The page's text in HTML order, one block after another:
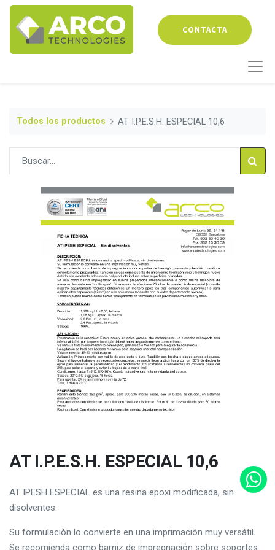
CONTACTA
Todos los productos AT I.P.E.S.H. ESPECIAL 10,6
AT I.P.E.S.H. ESPECIAL 10,6
AT IPESH ESPECIAL es una resina epoxi modificada, sin
disolventes.
Su formulación lo convierte en una imprimación muy versátil.
Se recomienda como barniz de impregnación sobre soportes